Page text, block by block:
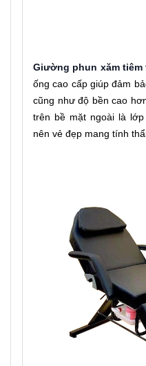
Giường phun xăm tiêm
ống cao cấp giúp đảm
cũng như độ bền cao
trên bề mặt ngoài là
nên vẻ đẹp mang tính